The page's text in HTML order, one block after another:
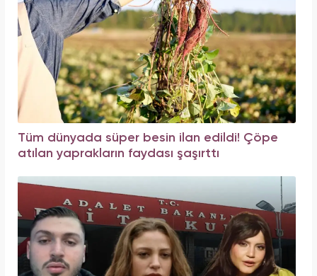
Tüm dünyada süper besin ilan edildi! Çöpe
atılan yaprakların faydası şaşırttı